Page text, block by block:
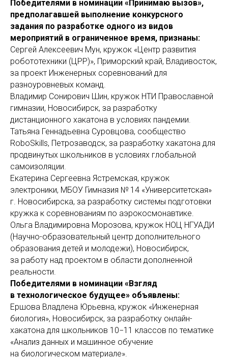
Победителями в номинации «Принимаю вызов»,
предполагавшей выполнение конкурсного
задания по разработке одного из видов
мероприятий в ограниченное время, признаны:
Сергей Алексеевич Мун, кружок «Центр развития
робототехники (ЦРР)», Приморский край, Владивосток,
за проект Инженерных соревнований для
разноуровневых команд.
Владимир Сонирович Шин, кружок НТИ Православной
гимназии, Новосибирск, за разработку
дистанционного хакатона в условиях пандемии.
Татьяна Геннадьевна Суровцова, сообщество
RoboSkills, Петрозаводск, за разработку хакатона для
продвинутых школьников в условиях глобальной
самоизоляции.
Екатерина Сергеевна Ястремская, кружок
электроники, МБОУ Гимназия № 14 «Университетская»
г. Новосибирска, за разработку системы подготовки
кружка к соревнованиям по аэрокосмонавтике.
Ольга Владимировна Морозова, кружок НОЦ НГУАДИ
(Научно-образовательный центр дополнительного
образования детей и молодежи), Новосибирск,
за работу над проектом в области дополненной
реальности.
Победителями в номинации «Взгляд
в технологическое будущее» объявлены:
Ершова Владлена Юрьевна, кружок «Инженерная
биология», Новосибирск, за разработку онлайн-
хакатона для школьников 10−11 классов по тематике
«Анализ данных и машинное обучение
на биологическом материале».